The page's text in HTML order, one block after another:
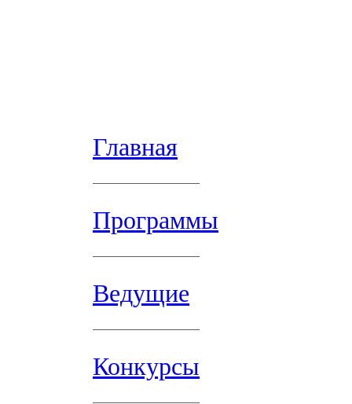
Главная
Программы
Ведущие
Конкурсы